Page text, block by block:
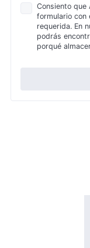
Política
Privacidad
Consiento que
formulario con
requerida. En
podrás
porqué